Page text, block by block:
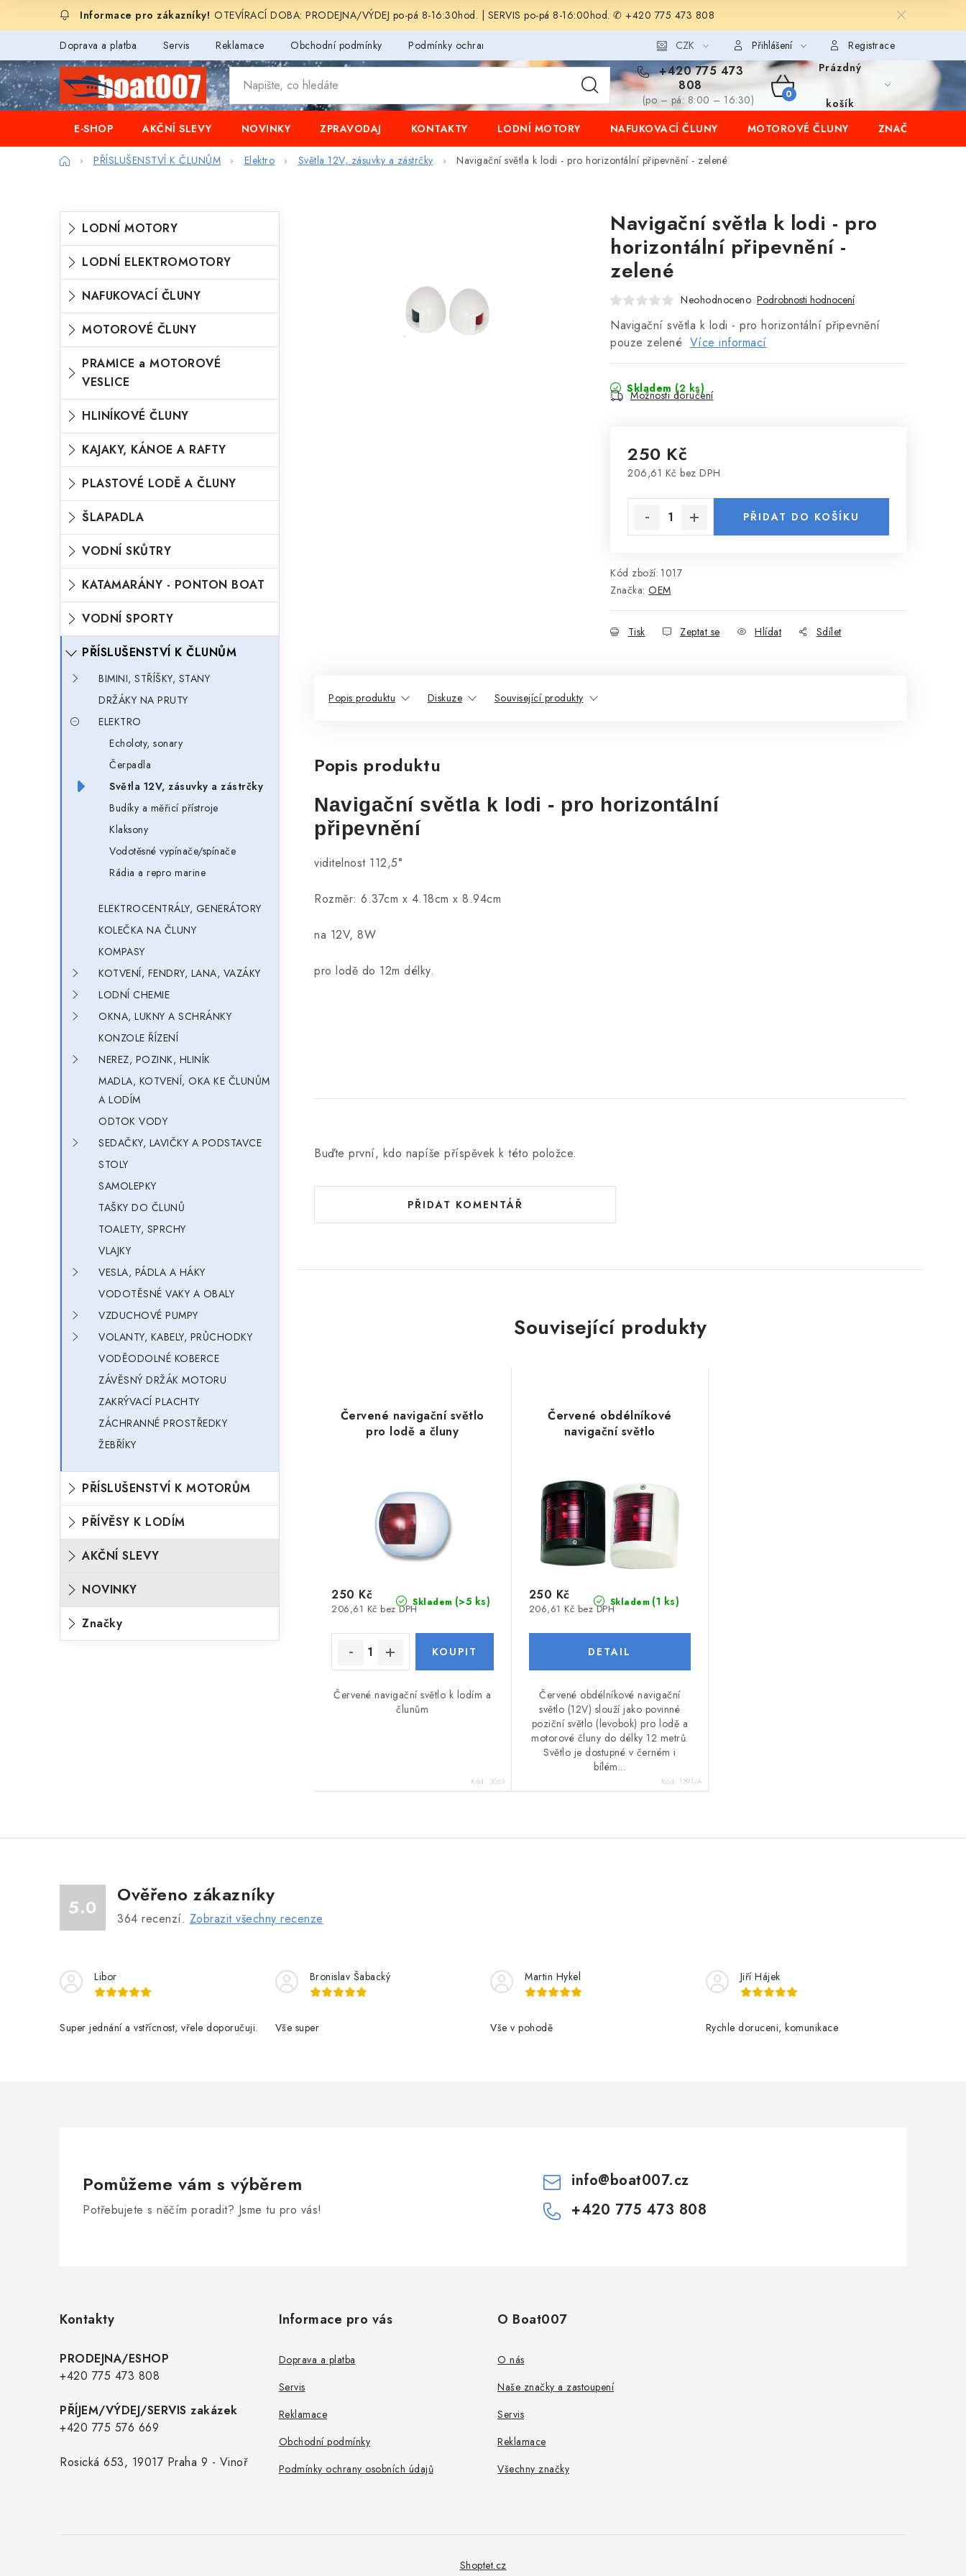
OTEVÍRACÍ DOBA: PRODEJNA/VÝDEJ po-pá 8-16:30hod. | SERVIS po-pá 8-16:00hod. ✆ +420 775 473 808
Doprava a platba Servis Reklamace Obchodní podmínky Podmínky ochrany osobních údajů CZK Přihlášení Registrace
+420 775 473
808
(po – pá: 8:00 – 16:30)
NÁKUPNÍ
KOŠÍK
Prázdný
košík
E-SHOP
AKČNÍ SLEVY NOVINKY ZPRAVODAJ KONTAKTY LODNÍ MOTORY NAFUKOVACÍ ČLUNY MOTOROVÉ ČLUNY ZNAČKY
DomůPŘÍSLUŠENSTVÍ K ČLUNŮM Elektro Světla 12V, zásuvky a zástrčky Navigační světla k lodi - pro horizontální připevnění - zelené
P
o
t
a
n
n
p
a
n
e
Přeskočit
kategorie
K
a
e
g
o
e
LODNÍ MOTORY
LODNÍ ELEKTROMOTORY
NAFUKOVACÍ ČLUNY
MOTOROVÉ ČLUNY
PRAMICE a MOTOROVÉ
VESLICE
HLINÍKOVÉ ČLUNY
KAJAKY, KÁNOE A RAFTY
PLASTOVÉ LODĚ A ČLUNY
ŠLAPADLA
VODNÍ SKŮTRY
KATAMARÁNY - PONTON BOAT
VODNÍ SPORTY
PŘÍSLUŠENSTVÍ K ČLUNŮM
BIMINI, STŘÍŠKY, STANY
DRŽÁKY NA PRUTY
ELEKTRO
Echoloty, sonary
Čerpadla
Světla 12V, zásuvky a zástrčky
Budíky a měřicí přístroje
Klaksony
Vodotěsné vypínače/spínače
Rádia a repro marine
ELEKTROCENTRÁLY, GENERÁTORY
KOLEČKA NA ČLUNY
KOMPASY
KOTVENÍ, FENDRY, LANA, VAZÁKY
LODNÍ CHEMIE
OKNA, LUKNY A SCHRÁNKY
KONZOLE ŘÍZENÍ
NEREZ, POZINK, HLINÍK
MADLA, KOTVENÍ, OKA KE ČLUNŮM
A LODÍM
ODTOK VODY
SEDAČKY, LAVIČKY A PODSTAVCE
STOLY
SAMOLEPKY
TAŠKY DO ČLUNŮ
TOALETY, SPRCHY
VLAJKY
VESLA, PÁDLA A HÁKY
VODOTĚSNÉ VAKY A OBALY
VZDUCHOVÉ PUMPY
VOLANTY, KABELY, PRŮCHODKY
VODĚODOLNÉ KOBERCE
ZÁVĚSNÝ DRŽÁK MOTORU
ZAKRÝVACÍ PLACHTY
ZÁCHRANNÉ PROSTŘEDKY
ŽEBŘÍKY
PŘÍSLUŠENSTVÍ K MOTORŮM
PŘÍVĚSY K LODÍM
AKČNÍ SLEVY
NOVINKY
Značky
Navigační světla k lodi - pro
horizontální připevnění -
zelené
Neohodnoceno Podrobnosti hodnocení
Navigační světla k lodi - pro horizontální připevnění
pouze zelené Více informací
Skladem (2 ks)
Možnosti doručení
250 Kč
206,61 Kč bez DPH
PŘIDAT DO KOŠÍKU
Kód zboží: 1017
Značka: OEM
Tisk Zeptat se Hlídat Sdílet
Popis produktu Diskuze Související produkty
Popis produktu
Navigační světla k lodi - pro horizontální
připevnění
viditelnost 112,5°
Rozměr: 6.37cm x 4.18cm x 8.94cm
na 12V, 8W
pro lodě do 12m délky.
Buďte první, kdo napíše příspěvek k této položce.
PŘIDAT KOMENTÁŘ
Související produkty
Červené navigační světlo
pro lodě a čluny
Skladem (>5 ks)
206,61 Kč bez DPH
250 Kč
Červené navigační světlo k lodím a
člunům
Kód: 3063
Červené obdélníkové
navigační světlo
Skladem (1 ks)
206,61 Kč bez DPH
250 Kč
Červené obdélníkové navigační
světlo (12V) slouží jako povinné
poziční světlo (levobok) pro lodě a
motorové čluny do délky 12 metrů.
Světlo je dostupné v černém i
bílém...
Kód: 1591/A
5.0
Ověřeno zákazníky
364 recenzí. Zobrazit všechny recenze
Libor
Super jednání a vstřícnost, vřele doporučuji.
Bronislav Šabacký
Vše super
Martin Hykel
Vše v pohodě
Jiří Hájek
Rychle doruceni, komunikace
Pomůžeme vám s výběrem
Potřebujete s něčím poradit? Jsme tu pro vás!
info@boat007.cz
+420 775 473 808
Kontakty
PRODEJNA/ESHOP
+420 775 473 808
PŘÍJEM/VÝDEJ/SERVIS zakázek
+420 775 576 669
Rosická 653, 19017 Praha 9 - Vinoř
Informace pro vás
Doprava a platba
Servis
Reklamace
Obchodní podmínky
Podmínky ochrany osobních údajů
O Boat007
O nás
Naše značky a zastoupení
Servis
Reklamace
Všechny značky
Shoptet.cz